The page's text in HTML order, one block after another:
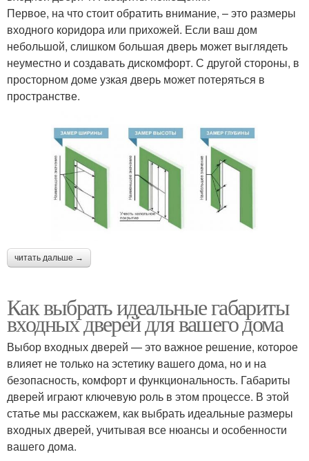
Первое, на что стоит обратить внимание, – это размеры
входного коридора или прихожей. Если ваш дом
небольшой, слишком большая дверь может выглядеть
неуместно и создавать дискомфорт. С другой стороны, в
просторном доме узкая дверь может потеряться в
пространстве.
читать дальше →
Как выбрать идеальные габариты
входных дверей для вашего дома
Выбор входных дверей — это важное решение, которое
влияет не только на эстетику вашего дома, но и на
безопасность, комфорт и функциональность. Габариты
дверей играют ключевую роль в этом процессе. В этой
статье мы расскажем, как выбрать идеальные размеры
входных дверей, учитывая все нюансы и особенности
вашего дома.